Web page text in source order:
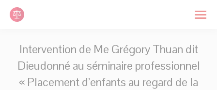
Search:
Intervention de Me Grégory Thuan dit
Dieudonné au séminaire professionnel
« Placement d’enfants au regard de la
Panneau de gestion des cookies